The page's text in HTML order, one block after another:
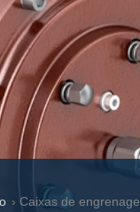
› Caixas de